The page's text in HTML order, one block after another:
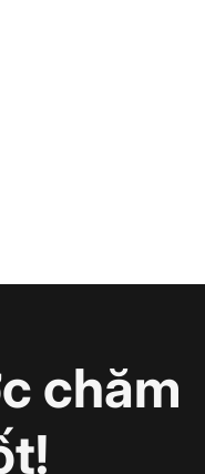
chăm